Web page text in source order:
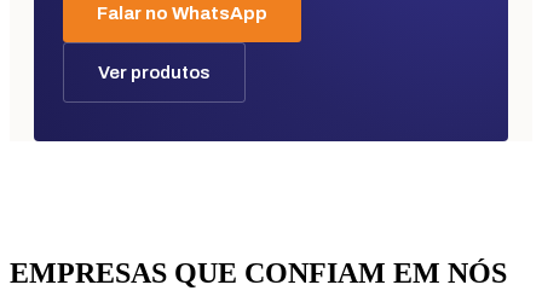
Falar no WhatsApp
Ver produtos
EMPRESAS QUE CONFIAM EM NÓS